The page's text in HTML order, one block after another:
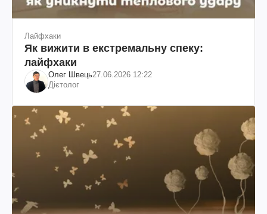
Лайфхаки
Як вижити в екстремальну спеку:
лайфхаки
Олег Швець27.06.2026 12:22
Дієтолог